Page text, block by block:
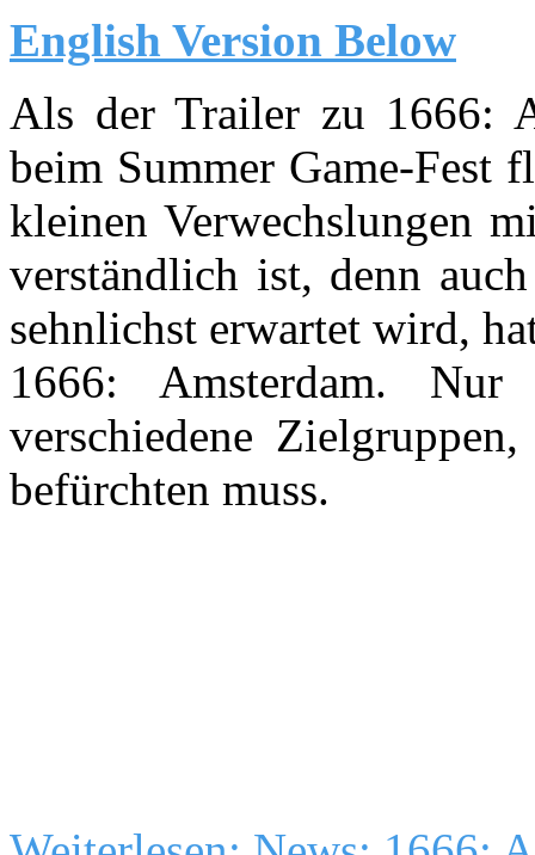
English Version Below
Als der Trailer zu 1666:
beim Summer Game-Fest
kleinen Verwechslungen
verständlich ist, denn
sehnlichst erwartet wird,
1666: Amsterdam.
verschiedene
befürchten muss.